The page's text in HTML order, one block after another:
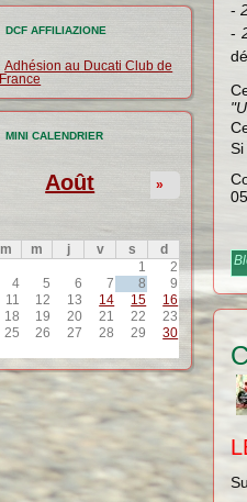
DCF AFFILIAZIONE
Adhésion au Ducati Club de
France
MINI CALENDRIER
Août »
m m j v s
d
1
2
4 5 6 7 8
9
11 12 13 14 15
16
18 19 20 21 22
23
25 26 27 28 29
30
-
-